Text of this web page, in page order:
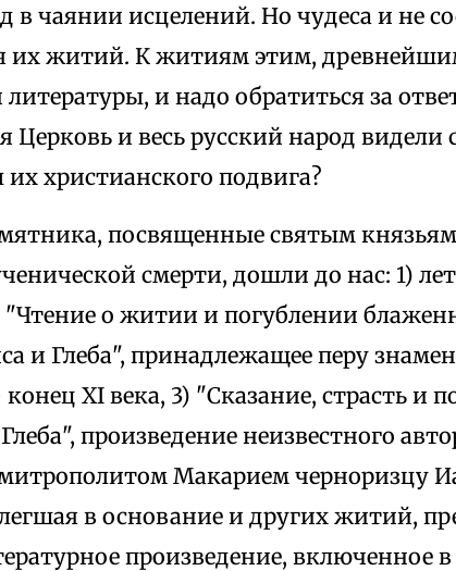
в чаянии исцелений. Но чудеса и не
их житий. К житиям этим,
и надо обратиться за
Церковь и весь русский народ видели
христианского подвига?
посвященные святым князьям
смерти, дошли до нас: 1)
"Чтение о житии и погублении
и Глеба", принадлежащее перу
ХI века, 3) "Сказание, страсть и
произведение неизвестного
Макарием черноризцу
в основание и других житий,
произведение, включенное